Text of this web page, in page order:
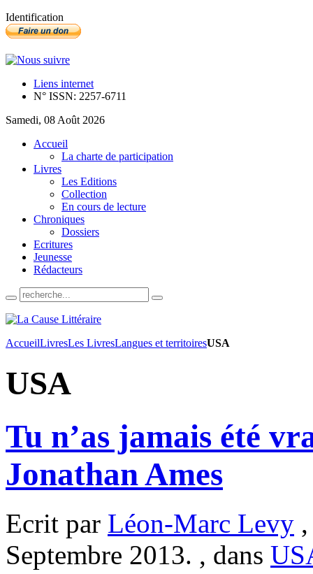
Identification
Liens internet
N° ISSN: 2257-6711
Samedi, 08 Août 2026
Accueil
La charte de participation
Livres
Les Editions
Collection
En cours de lecture
Chroniques
Dossiers
Ecritures
Jeunesse
Rédacteurs
AccueilLivresLes LivresLangues et territoiresUSA
USA
Tu n’as jamais été
Jonathan Ames
Ecrit par Léon-Marc Levy
Septembre 2013. , dans